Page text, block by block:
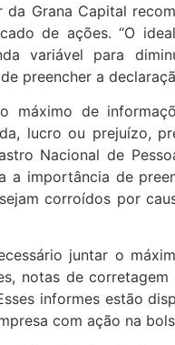
Grana Capital
de ações. “O
variável para
preencher a
máximo de
lucro ou prejuízo,
Nacional de
a importância de
corroídos por
juntar o
notas de
informes estão
com ação na